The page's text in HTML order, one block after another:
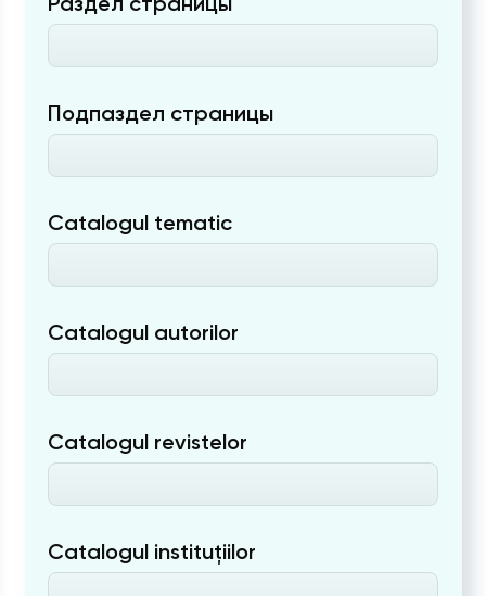
Подпаздел страницы
Catalogul tematic
Catalogul autorilor
Catalogul revistelor
Catalogul instituțiilor